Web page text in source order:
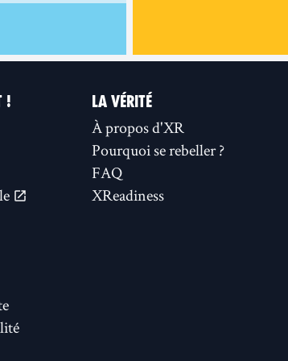
! LA VÉRITÉ
À propos d'XR
Pourquoi se rebeller ?
FAQ
XReadiness